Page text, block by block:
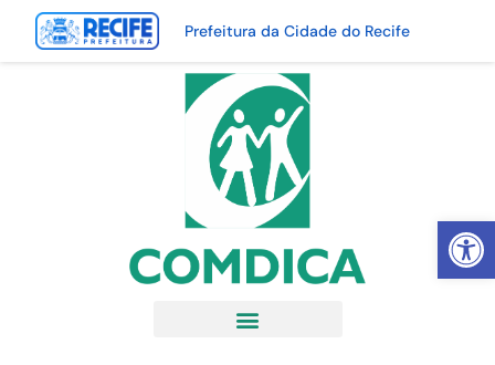
Abrir
Prefeitura da Cidade do Recife